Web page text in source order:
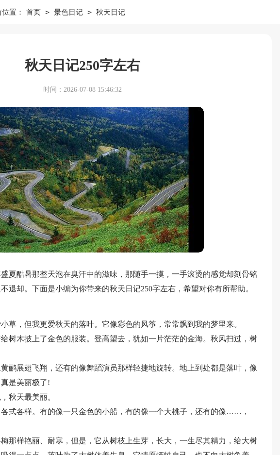
置： 首页 > 景色日记 > 秋天日记
秋天日记250字左右
时间：2026-07-08 15:46:32
夏酷暑那整天泡在臭汗中的滋味，那随手一摸，一手滚烫的感觉却刻骨铭
退却。下面是小编为你带来的秋天日记250字左右，希望对你有所帮助。
草，但我更爱秋天的落叶。它像彩色的风筝，常常飘到我的梦里来。
树木披上了金色的服装。登高望去，犹如一片茫茫的金海。秋风扫过，树
鹂展翅飞翔，还有的像舞蹈演员那样轻捷地旋转。地上到处都是落叶，像
是美丽极了!
秋天最美丽。
式各样。有的像一只金色的小船，有的像一个大桃子，还有的像……，
那样艳丽、耐寒，但是，它从树枝上生芽，长大，一生尽其精力，给大树